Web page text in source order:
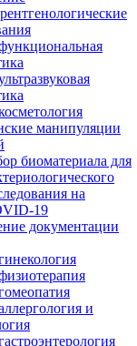
манипуляции
биоматериала для
на
19
документации
и